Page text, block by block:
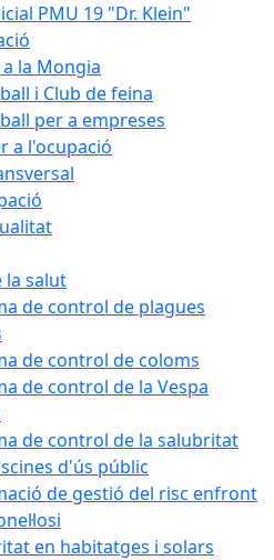
PMU 19 "Dr. Klein"
la Mongia
i Club de feina
per a empreses
a l'ocupació
la salut
de control de plagues
de control de coloms
de control de la Vespa
de control de la salubritat
d'ús públic
de gestió del risc enfront
en habitatges i solars